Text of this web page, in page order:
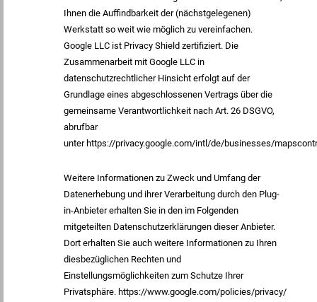
Ihnen die Auffindbarkeit der (nächstgelegenen)
Werkstatt so weit wie möglich zu vereinfachen.
Google LLC ist Privacy Shield zertifiziert. Die
Zusammenarbeit mit Google LLC in
datenschutzrechtlicher Hinsicht erfolgt auf der
Grundlage eines abgeschlossenen Vertrags über die
gemeinsame Verantwortlichkeit nach Art. 26 DSGVO,
abrufbar
unter https://privacy.google.com/intl/de/businesses/
Weitere Informationen zu Zweck und Umfang der
Datenerhebung und ihrer Verarbeitung durch den Plug-
in-Anbieter erhalten Sie in den im Folgenden
mitgeteilten Datenschutzerklärungen dieser Anbieter.
Dort erhalten Sie auch weitere Informationen zu Ihren
diesbezüglichen Rechten und
Einstellungsmöglichkeiten zum Schutze Ihrer
Privatsphäre. https://www.google.com/policies/privacy/